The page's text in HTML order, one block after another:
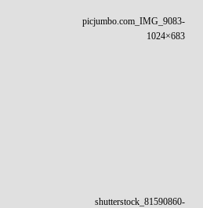
picjumbo.com_IMG_9083-
1024×683
shutterstock_81590860-